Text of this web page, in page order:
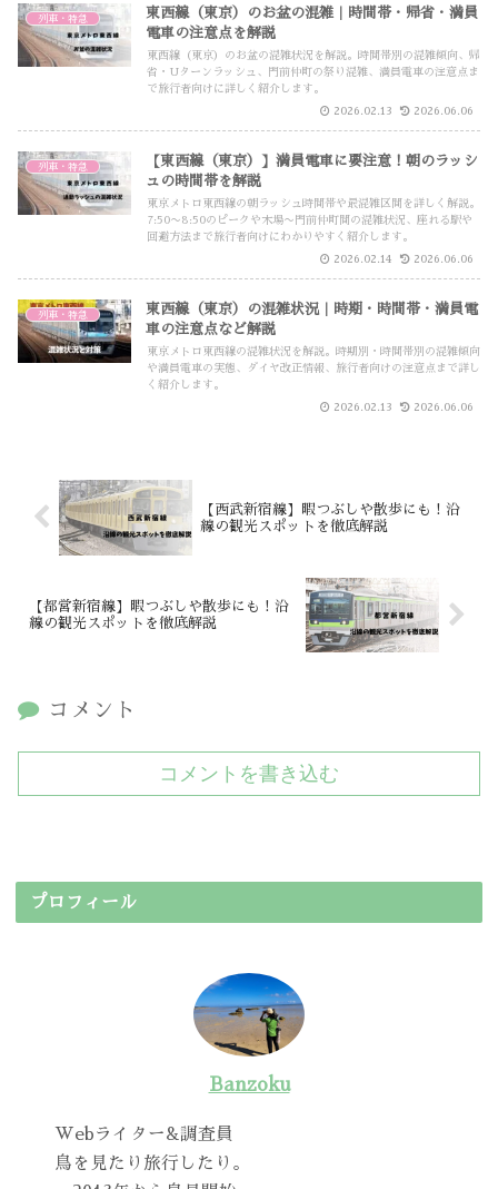
列車・特急
東西線（東京）のお盆の混雑｜時間帯・帰省・満員
電車の注意点を解説
東西線（東京）のお盆の混雑状況を解説。時間帯別の混雑傾向、帰
省・Uターンラッシュ、門前仲町の祭り混雑、満員電車の注意点ま
で旅行者向けに詳しく紹介します。
2026.02.13 2026.06.06
列車・特急
【東西線（東京）】満員電車に要注意！朝のラッシ
ュの時間帯を解説
東京メトロ東西線の朝ラッシュ時間帯や最混雑区間を詳しく解説。
7:50〜8:50のピークや木場〜門前仲町間の混雑状況、座れる駅や
回避方法まで旅行者向けにわかりやすく紹介します。
2026.02.14 2026.06.06
列車・特急
東西線（東京）の混雑状況｜時期・時間帯・満員電
車の注意点など解説
東京メトロ東西線の混雑状況を解説。時期別・時間帯別の混雑傾向
や満員電車の実態、ダイヤ改正情報、旅行者向けの注意点まで詳し
く紹介します。
2026.02.13 2026.06.06
【西武新宿線】暇つぶしや散歩にも！沿
線の観光スポットを徹底解説
【都営新宿線】暇つぶしや散歩にも！沿
線の観光スポットを徹底解説
コメント
コメントを書き込む
プロフィール
Banzoku
Webライター&調査員
鳥を見たり旅行したり。